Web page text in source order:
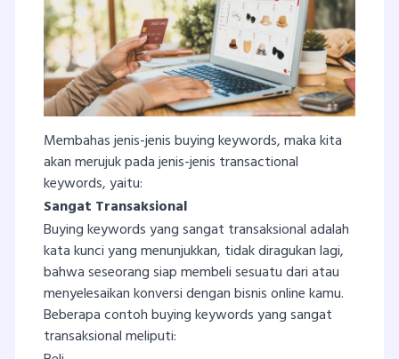
Membahas jenis-jenis buying keywords, maka kita
akan merujuk pada jenis-jenis transactional
keywords, yaitu:
Sangat Transaksional
Buying keywords yang sangat transaksional adalah
kata kunci yang menunjukkan, tidak diragukan lagi,
bahwa seseorang siap membeli sesuatu dari atau
menyelesaikan konversi dengan bisnis online kamu.
Beberapa contoh buying keywords yang sangat
transaksional meliputi: